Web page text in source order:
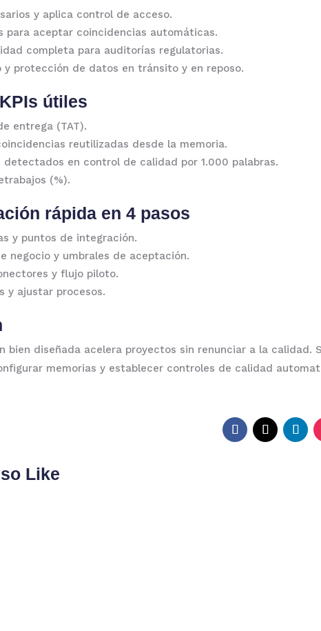
y aplica control de acceso.
para aceptar coincidencias automáticas.
completa para auditorías regulatorias.
y protección de datos en tránsito y en reposo.
KPIs útiles
entrega (TAT).
reutilizadas desde la memoria.
detectados en control de calidad por 1.000 palabras.
(%).
rápida en 4 pasos
y puntos de integración.
negocio y umbrales de aceptación.
y flujo piloto.
y ajustar procesos.
bien diseñada acelera proyectos sin renunciar a la calidad.
memorias y establecer controles de calidad
Like